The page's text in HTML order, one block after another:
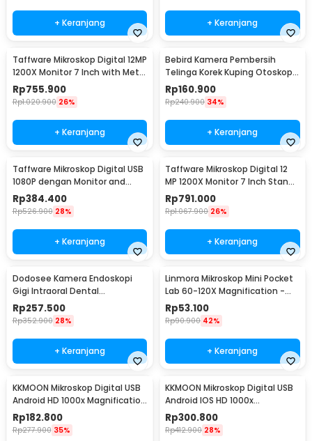
+ Keranjang + Keranjang
Taffware Mikroskop Digital 12MP
1200X Monitor 7 Inch with Metal
Stand - G1200
Rp755.900
Rp1.020.900 26%
+ Keranjang
Bebird Kamera Pembersih
Telinga Korek Kuping Otoskop
Endoscope WiFi - R1
Rp160.900
Rp240.900 34%
+ Keranjang
Taffware Mikroskop Digital USB
1080P dengan Monitor and
Stand - G1000
Rp384.400
Rp526.900 28%
+ Keranjang
Taffware Mikroskop Digital 12
MP 1200X Monitor 7 Inch Stand
and LED - G1200
Rp791.000
Rp1.067.900 26%
+ Keranjang
Dodosee Kamera Endoskopi
Gigi Intraoral Dental
Endoscope WiFi 6 LED - YC-W7
Rp257.500
Rp352.900 28%
+ Keranjang
Linmora Mikroskop Mini Pocket
Lab 60-120X Magnification -
LZ8602
Rp53.100
Rp90.900 42%
+ Keranjang
KKMOON Mikroskop Digital USB
Android HD 1000x Magnification
- AN104
Rp182.800
Rp277.900 35%
KKMOON Mikroskop Digital USB
Android IOS HD 1000x
Magnification - F210
Rp300.800
Rp412.900 28%